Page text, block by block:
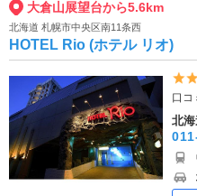
大倉山展望台から5.6km
北海道 札幌市中央区南11条西
HOTEL Rio (ホテル リオ)
口
北